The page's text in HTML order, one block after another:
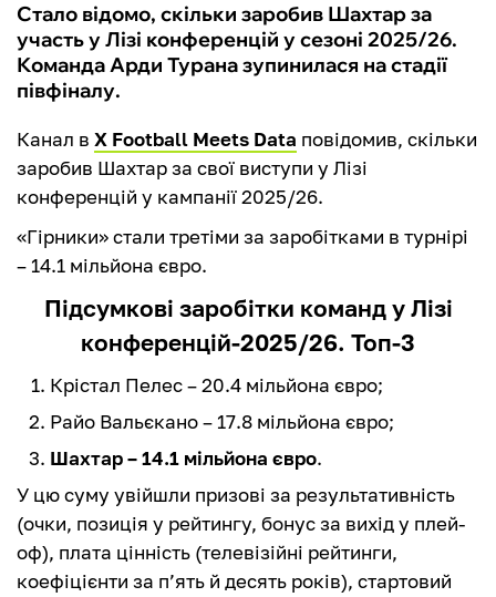
Стало відомо, скільки заробив Шахтар за
участь у Лізі конференцій у сезоні 2025/26.
Команда Арди Турана зупинилася на стадії
півфіналу.
Канал в Х Football Meets Data повідомив, скільки
заробив Шахтар за свої виступи у Лізі
конференцій у кампанії 2025/26.
«Гірники» стали третіми за заробітками в турнірі
– 14.1 мільйона євро.
Підсумкові заробітки команд у Лізі
конференцій-2025/26. Топ-3
Крістал Пелес – 20.4 мільйона євро;
Райо Вальєкано – 17.8 мільйона євро;
Шахтар – 14.1 мільйона євро.
У цю суму увійшли призові за результативність
(очки, позиція у рейтингу, бонус за вихід у плей-
оф), плата цінність (телевізійні рейтинги,
коефіцієнти за п’ять й десять років), стартовий